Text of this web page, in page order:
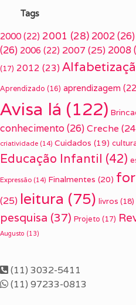
Tags
2000 (22) 2001 (28) 2002(26)
(26) 2006 (22) 2007 (25) 2008
(17) 2012 (23)
Aprendizado (16) aprendizagem
Avisa lá (122)
conhecimento(26) Creche
criatividade (14) Cuidados (19)
Educação Infantil (42)
Expressão (14) Finalmentes (20)
(25) leitura (75) livros (18)
pesquisa (37) Projeto (17)
Augusto (13)
(11) 3032-5411
(11) 97233-0813